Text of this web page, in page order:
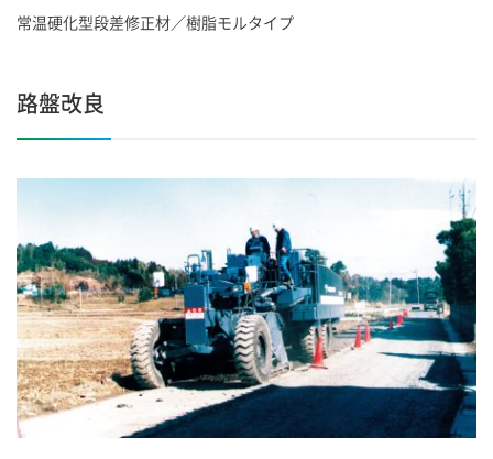
常温硬化型段差修正材／樹脂モルタイプ
路盤改良